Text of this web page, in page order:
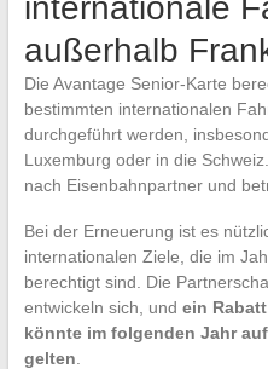
internationale
außerhalb
Die Avantage Senior-Karte
bestimmten internationalen
durchgeführt werden,
Luxemburg oder in die
nach Eisenbahnpartner und
Bei der Erneuerung ist es
internationalen Ziele, die im
berechtigt sind. Die
entwickeln sich, und ein
könnte im folgenden Jahr
gelten